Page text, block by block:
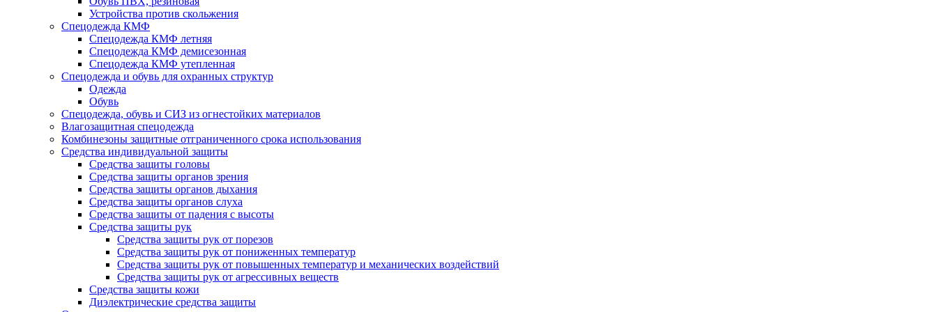
Устройства против скольжения
Спецодежда КМФ
Спецодежда КМФ летняя
Спецодежда КМФ демисезонная
Спецодежда КМФ утепленная
Спецодежда и обувь для охранных структур
Одежда
Обувь
Спецодежда, обувь и СИЗ из огнестойких материалов
Влагозащитная спецодежда
Комбинезоны защитные отграниченного срока использования
Средства индивидуальной защиты
Средства защиты головы
Средства защиты органов зрения
Средства защиты органов дыхания
Средства защиты органов слуха
Средства защиты от падения с высоты
Средства защиты рук
Средства защиты рук от порезов
Средства защиты рук от пониженных температур
Средства защиты рук от повышенных температур и механических воздействий
Средства защиты рук от агрессивных веществ
Средства защиты кожи
Диэлектрические средства защиты